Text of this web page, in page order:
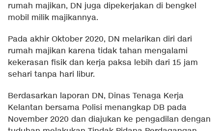
rumah majikan, DN juga dipekerjakan di bengkel
mobil milik majikannya.
Pada akhir Oktober 2020, DN melarikan diri dari
rumah majikan karena tidak tahan mengalami
kekerasan fisik dan kerja paksa lebih dari 15 jam
sehari tanpa hari libur.
Berdasarkan laporan DN, Dinas Tenaga Kerja
Kelantan bersama Polisi menangkap DB pada
November 2020 dan diajukan ke pengadilan dengan